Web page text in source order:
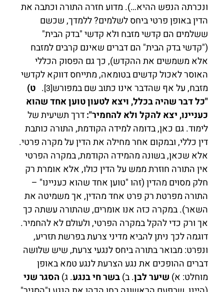
ונכרתה הנפש ההיא…). מדוע חזרה התורה וכתבה את
הדין באופן פרטי ביחס לשלמים? ללמדך, שכשם
ששלמים הם קדשי מזבח ולא קדשי "בדק הבית"
("קדשי בדק הבית" הם דברים שאינם קרבים למזבח
אלא משמשים את ההקדש), כך גם הפסוק הכללי
האוסר לאכול קדשים בטומאה, מתייחס דווקא לקדשי
מזבח, על אף שהדבר אינו כתוב שם במפורש[3]
.ט)
"כל דבר שהיה בכלל, ויצא לטעון טוען אחד שהוא
כעניינו, יצא להקל ולא להחמיר":דרך תשיעית של
לימוד. גם כאן, בדומה למידה הקודמת, התורה כותבת
דין כללי, ובמקום אחר מחילה את הדין על מקרה פרטי.
אלא שכאן, בשונה מהמידה הקודמת, במקרה הפרטי
אין התורה חוזרת ממש על הדין כולו, אלא אומרת רק
חלק מסוים מהדין (זהו "טוען אחד שהוא כעניינו" –
התורה מפרטת רק פרט אחד מהדין, אך משמיטה את
השאר). במקרה כזה אנו אומרים, שהתורה עשתה כך
אך ורק כדי להקל במקרה הפרטי, ולעולם לא להחמיר.
דוגמה לכך ניתן להביא מדיני צרעת בפרשת תזריע,
ונפרט: מבואר בתורה ביחס לנגעי צרעת, שיש שלושה
דברים ההופכים את נגע הצרעת לנגע טמא באופן
מוחלט: א) שיער לבן. ב)בשר חי בנגע. ג) הסגר שני